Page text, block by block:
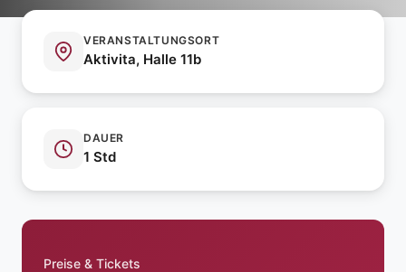
VERANSTALTUNGSORT
Aktivita, Halle 11b
DAUER
1 Std
Preise & Tickets